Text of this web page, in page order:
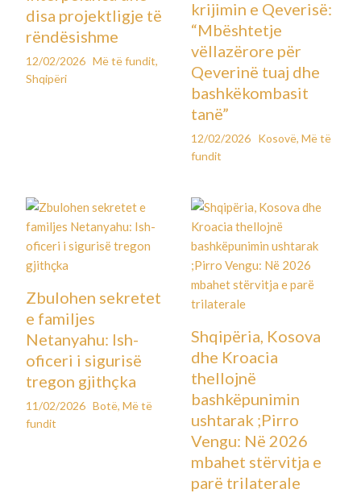
disa projektligje të
rëndësishme
12/02/2026 Më të fundit,
Shqipëri
krijimin e Qeverisë:
“Mbështetje
vëllazërore për
Qeverinë tuaj dhe
bashkëkombasit
tanë”
12/02/2026 Kosovë, Më të
fundit
Zbulohen sekretet
e familjes
Netanyahu: Ish-
oficeri i sigurisë
tregon gjithçka
11/02/2026 Botë,Më të
fundit
Shqipëria, Kosova
dhe Kroacia
thellojnë
bashkëpunimin
ushtarak ;Pirro
Vengu: Në 2026
mbahet stërvitja e
parë trilaterale